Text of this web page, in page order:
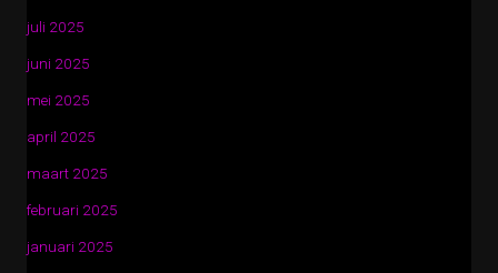
juli 2025
juni 2025
mei 2025
april 2025
maart 2025
februari 2025
januari 2025